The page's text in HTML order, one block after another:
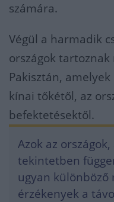
számára.
Végül a harmadik
országok
Pakisztán,
kínai tőkétől, az
befektetésektől.
Azok az
tekintetben
ugyan
érzékenyek a